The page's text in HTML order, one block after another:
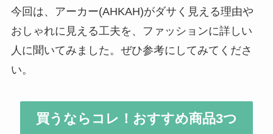
今回は、アーカー(AHKAH)がダサく見える理由や
おしゃれに見える工夫を、ファッションに詳しい
人に聞いてみました。ぜひ参考にしてみてくださ
い。
買うならコレ！おすすめ商品3つ